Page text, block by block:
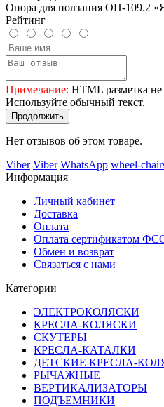
Опора для ползания ОП-109.2
Рейтинг
Примечание: HTML разметка
Используйте обычный текст.
Продолжить
Нет отзывов об этом товаре.
Viber Viber WhatsApp wheel-
Информация
Личный кабинет
Доставка
Оплата
Оплата сертификатом
Обмен и возврат
Связаться с нами
Категории
ЭЛЕКТРОКОЛЯСКИ
КРЕСЛА-КОЛЯСКИ
СКУТЕРЫ
КРЕСЛА-КАТАЛКИ
ДЕТСКИЕ КРЕСЛА-
РЫЧАЖНЫЕ
ВЕРТИКАЛИЗАТОРЫ
ПОДЪЕМНИКИ